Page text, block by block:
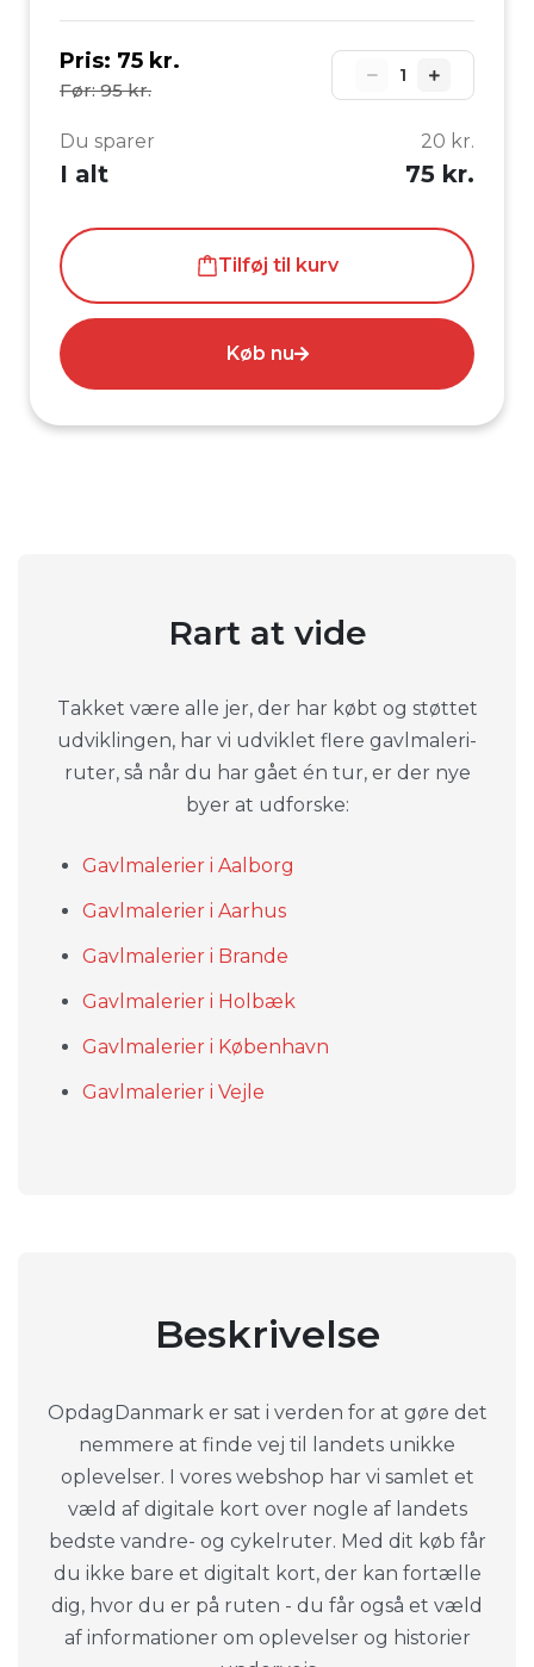
Pris: 75 kr.
Før: 95 kr.
1
Du sparer 20 kr.
I alt 75 kr.
Tilføj til kurv
Køb nu
Rart at vide
Takket være alle jer, der har købt og støttet
udviklingen, har vi udviklet flere gavlmaleri-
ruter, så når du har gået én tur, er der nye
byer at udforske:
Gavlmalerier i Aalborg
Gavlmalerier i Aarhus
Gavlmalerier i Brande
Gavlmalerier i Holbæk
Gavlmalerier i København
Gavlmalerier i Vejle
Beskrivelse
OpdagDanmark er sat i verden for at gøre det
nemmere at finde vej til landets unikke
oplevelser. I vores webshop har vi samlet et
væld af digitale kort over nogle af landets
bedste vandre- og cykelruter. Med dit køb får
du ikke bare et digitalt kort, der kan fortælle
dig, hvor du er på ruten - du får også et væld
af informationer om oplevelser og historier